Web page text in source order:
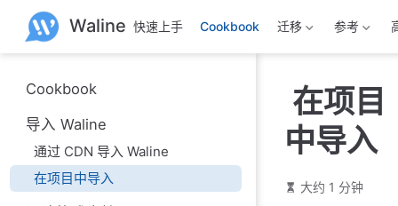
主
Waline 快速上手 Cookbook 迁移 参考
Cookbook
导入 Waline
通过 CDN 导入 Waline
在项目中导入
在项目
中导入
大约 1 分钟